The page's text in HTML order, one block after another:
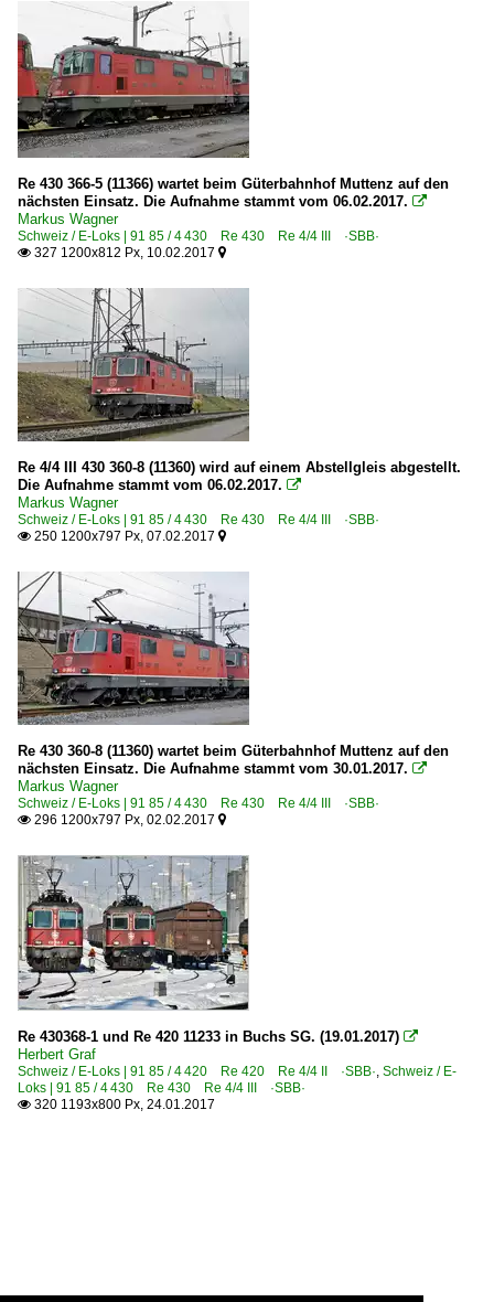
Re 430 366-5 (11366) wartet beim Güterbahnhof Muttenz auf den
nächsten Einsatz. Die Aufnahme stammt vom 06.02.2017. 
Markus Wagner
Schweiz / E-Loks | 91 85 / 4 430 Re 430 Re 4/4 III ·SBB·
 327 1200x812 Px, 10.02.2017 
Re 4/4 III 430 360-8 (11360) wird auf einem Abstellgleis abgestellt.
Die Aufnahme stammt vom 06.02.2017. 
Markus Wagner
Schweiz / E-Loks | 91 85 / 4 430 Re 430 Re 4/4 III ·SBB·
 250 1200x797 Px, 07.02.2017 
Re 430 360-8 (11360) wartet beim Güterbahnhof Muttenz auf den
nächsten Einsatz. Die Aufnahme stammt vom 30.01.2017. 
Markus Wagner
Schweiz / E-Loks | 91 85 / 4 430 Re 430 Re 4/4 III ·SBB·
 296 1200x797 Px, 02.02.2017 
Re 430368-1 und Re 420 11233 in Buchs SG. (19.01.2017) 
Herbert Graf
Schweiz / E-Loks | 91 85 / 4 420 Re 420 Re 4/4 II ·SBB· Schweiz / E-
Loks | 91 85 / 4 430 Re 430 Re 4/4 III ·SBB·
 320 1193x800 Px, 24.01.2017